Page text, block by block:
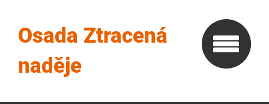
Osada Ztracená
naděje